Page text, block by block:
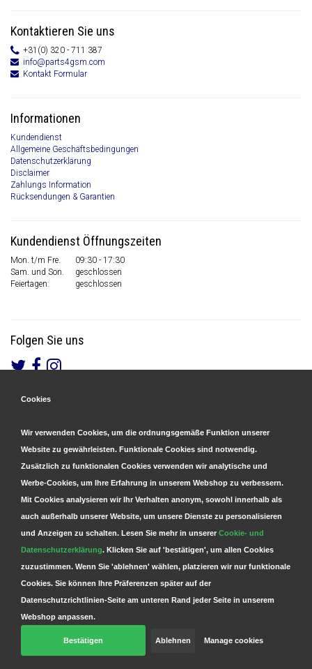
Kontaktieren Sie uns
+31(0) 320 - 711 387
info@parts4gsm.com
Kontakt Formular
Informationen
Kundendienst
Allgemeine Geschäftsbedingungen
Datenschutzerklärung
Disclaimer
Zahlungs Information
Rücksendungen & Garantien
Kundendienst Öffnungszeiten
Mon. t/m Fre.
09:30 - 17:30
Sam. und Son.
geschlossen
Feiertagen:
geschlossen
Folgen Sie uns
© Copyright 2026 Parts4GSM - Design byWebdinge.nl
Cookies
Wir verwenden Cookies, um die ordnungsgemäße Funktion unserer
Website zu gewährleisten. Funktionale Cookies sind notwendig.
Zusätzlich zu funktionalen Cookies verwenden wir analytische und
Werbe-Cookies, um Ihre Erfahrung in unserem Webshop zu verbessern.
Mit Cookies analysieren wir Ihr Verhalten anonym, sowohl innerhalb als
auch außerhalb unserer Website, um unsere Dienste zu personalisieren
und Anzeigen zu schalten. Lesen Sie mehr in unserer Cookie- und
Datenschutzerklärung. Klicken Sie auf 'bestätigen', um allen Cookies
zuzustimmen. Wenn Sie 'ablehnen' wählen, platzieren wir nur funktionale
Cookies. Sie können Ihre Präferenzen später auf der
Datenschutzrichtlinien-Seite am unteren Rand jeder Seite in unserem
Webshop anpassen.
Bestätigen Ablehnen Manage cookies